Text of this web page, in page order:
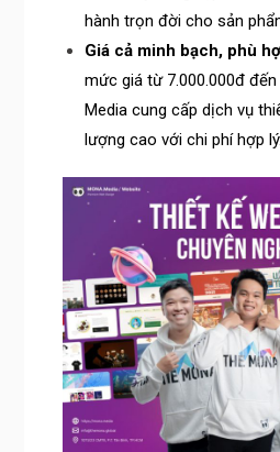
hành trọn đời cho sản
Giá cả minh bạch, phù
mức giá từ 7.000.000đ đến
Media cung cấp dịch vụ
lượng cao với chi phí hợp lý.